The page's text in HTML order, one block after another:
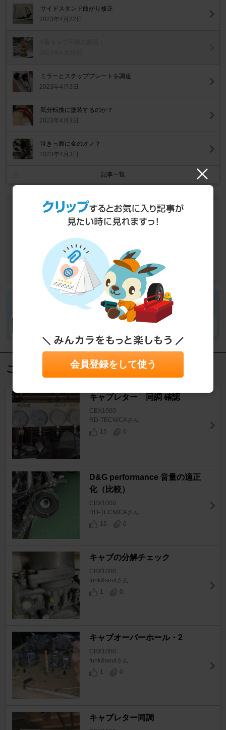
サイドスタンド曲がり修正
2023年4月22日
ミラーとステッププレートを調達
2023年4月3日
気分転換に塗装するのか？
2023年4月3日
泣きっ面に金のオノ？
2023年4月3日
記事一覧
作業データ
ホンダ CBX1000
エンジン廻り
修理・故障・メンテナンス
DIY
funk&soulさん
この記事を見た人におすすめ
キャブレター 同調 確認
CBX1000
RD-TECNICAさん
15
0
D&G performance 音量の適正
化（比較）
CBX1000
RD-TECNICAさん
16
0
キャブの分解チェック
CBX1000
funk&soulさん
1
0
キャブオーバーホール・2
CBX1000
funk&soulさん
1
0
キャブレター同調
会員登録をして使う